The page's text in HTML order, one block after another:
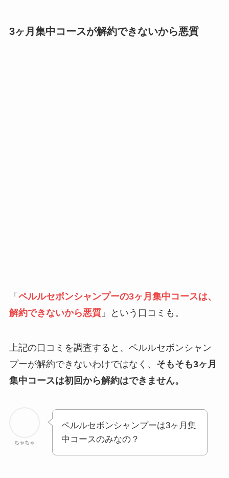
3ヶ月集中コースが解約できないから悪質
「 ペルルセボンシャンプーの3ヶ月集中コースは、
解約できないから悪質」という口コミも。
上記の口コミを調査すると、ペルルセボンシャン
プーが解約できないわけではなく、 そもそも3ヶ月
集中コースは初回から解約はできません。
ちゃちゃ
ペルルセボンシャンプーは3ヶ月集
中コースのみなの？